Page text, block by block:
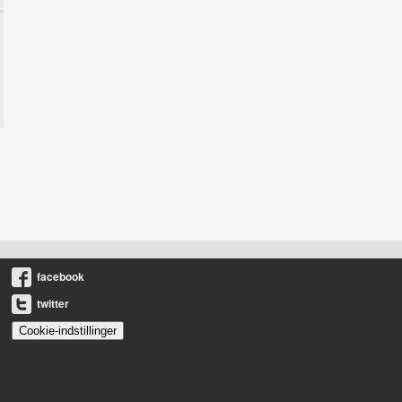
facebook
twitter
Cookie-indstillinger